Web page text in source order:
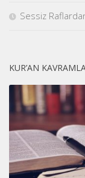
Sessiz
KUR’AN